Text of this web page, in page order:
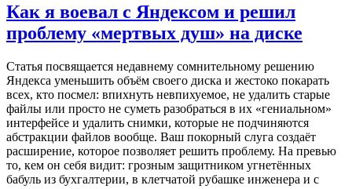
Как я воевал с Яндексом и решил
проблему «мертвых душ» на диске
Статья посвящается недавнему сомнительному решению
Яндекса уменьшить объём своего диска и жестоко покарать
всех, кто посмел: впихнуть невпихуемое, не удалить старые
файлы или просто не суметь разобраться в их «гениальном»
интерфейсе и удалить снимки, которые не подчиняются
абстракции файлов вообще. Ваш покорный слуга создаёт
расширение, которое позволяет решить проблему. На превью
то, кем он себя видит: грозным защитником угнетённых
бабуль из бухгалтерии, в клетчатой рубашке инженера и с